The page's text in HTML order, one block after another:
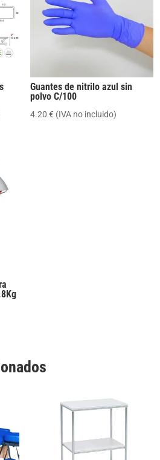
Guantes de nitrilo azul sin
polvo C/100
4.20 € (IVA no incluido)